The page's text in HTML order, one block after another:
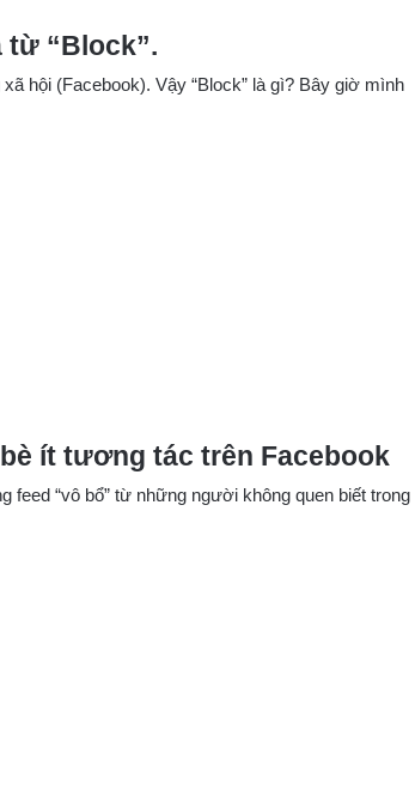
từ “Block”.
hội (Facebook). Vậy “Block” là gì? Bây giờ mình
ít tương tác trên Facebook
feed “vô bổ” từ những người không quen biết trong